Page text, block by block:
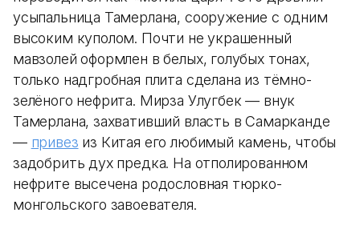
усыпальница Тамерлана, сооружение с одним
высоким куполом. Почти не украшенный
мавзолей оформлен в белых, голубых тонах,
только надгробная плита сделана из тёмно-
зелёного нефрита. Мирза Улугбек — внук
Тамерлана, захвативший власть в Самарканде
— привез из Китая его любимый камень, чтобы
задобрить дух предка. На отполированном
нефрите высечена родословная тюрко-
монгольского завоевателя.